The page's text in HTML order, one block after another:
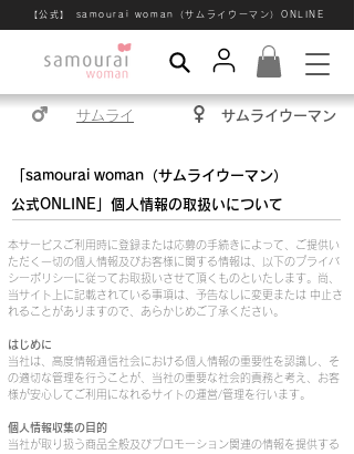
【公式】 samourai woman（サムライウーマン）ONLINE
サムライ サムライウーマン
「samourai woman（サムライウーマン）
公式ONLINE」個人情報の取扱いについて
本サービスご利用時に登録または応募の手続きによって、ご提供い
ただく一切の個人情報及びお客様に関する情報は、以下のプライバ
シーポリシーに従ってお取扱いさせて頂くものといたします。尚、
当サイト上に記載されている事項は、予告なしに変更または 中止さ
れることがありますので、あらかじめご了承ください。
はじめに
当社は、高度情報通信社会における個人情報の重要性を認識し、そ
の適切な管理を行うことが、当社の重要な社会的責務と考え、お客
様が安心してご利用になれるサイトの運営/管理を行います。
個人情報収集の目的
当社が取り扱う商品全般及びプロモーション関連の情報を提供する